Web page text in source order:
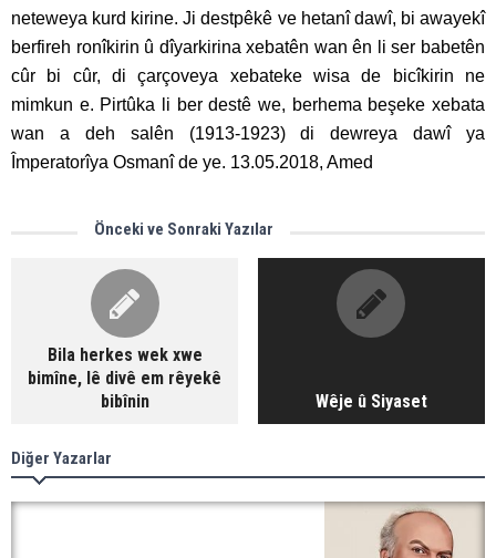
neteweya kurd kirine. Ji destpêkê ve hetanî dawî, bi awayekî
berfireh ronîkirin û dîyarkirina xebatên wan ên li ser babetên
cûr bi cûr, di çarçoveya xebateke wisa de bicîkirin ne
mimkun e. Pirtûka li ber destê we, berhema beşeke xebata
wan a deh salên (1913-1923) di dewreya dawî ya
Împeratorîya Osmanî de ye. 13.05.2018, Amed
Önceki ve Sonraki Yazılar
Bila herkes wek xwe
bimîne, lê divê em rêyekê
bibînin
Wêje û Siyaset
Diğer Yazarlar